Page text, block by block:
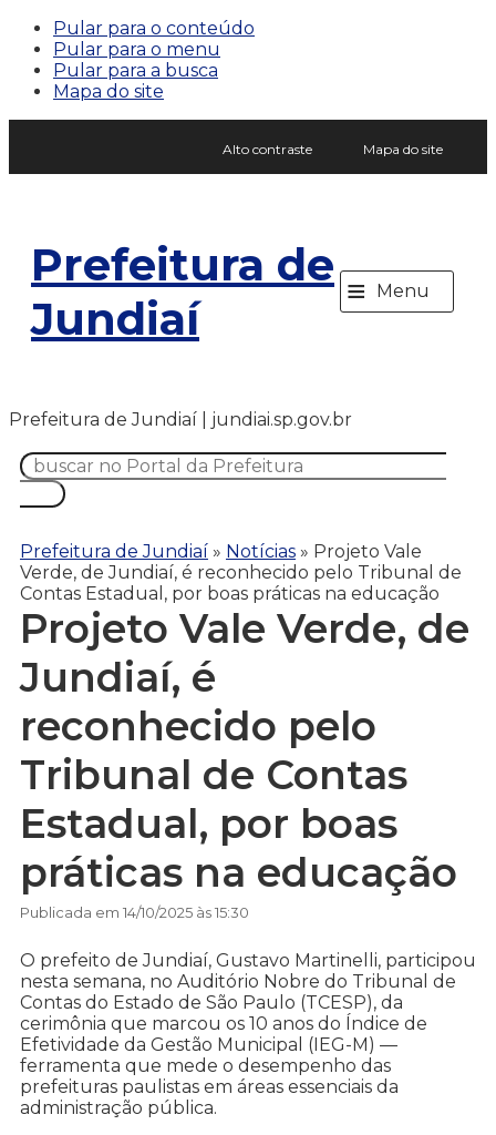
Pular para o conteúdo
Pular para o menu
Pular para a busca
Mapa do site
Alto contraste Mapa do site
Prefeitura de
Jundiaí
≡ Menu
Prefeitura de Jundiaí | jundiai.sp.gov.br
Prefeitura de Jundiaí » Notícias » Projeto Vale
Verde, de Jundiaí, é reconhecido pelo Tribunal de
Contas Estadual, por boas práticas na educação
Projeto Vale Verde, de
Jundiaí, é
reconhecido pelo
Tribunal de Contas
Estadual, por boas
práticas na educação
Publicada em 14/10/2025 às 15:30
O prefeito de Jundiaí, Gustavo Martinelli, participou
nesta semana, no Auditório Nobre do Tribunal de
Contas do Estado de São Paulo (TCESP), da
cerimônia que marcou os 10 anos do Índice de
Efetividade da Gestão Municipal (IEG-M) —
ferramenta que mede o desempenho das
prefeituras paulistas em áreas essenciais da
administração pública.